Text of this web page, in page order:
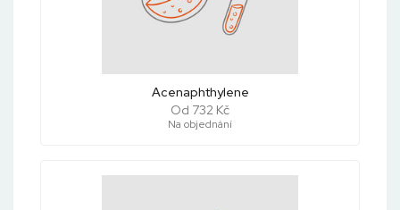
Acenaphthylene
Od 732 Kč
Na objednání